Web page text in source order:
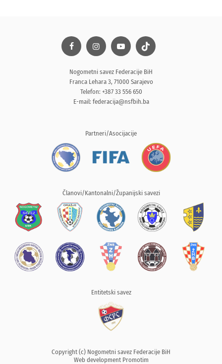
Nogometni savez Federacije BiH
Franca Lehara 3, 71000 Sarajevo
Telefon: +387 33 556 650
E-mail: federacija@nsfbih.ba
Partneri/Asocijacije
Članovi/Kantonalni/Županijski savezi
Entitetski savez
Copyright (c) Nogometni savez Federacije BiH
Web development Promotim